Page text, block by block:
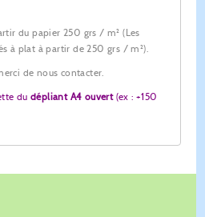
du papier 250 grs / m² (Les
à plat à partir de 250 grs / m²).
de nous contacter.
dudépliant A4 ouvert(ex : +150